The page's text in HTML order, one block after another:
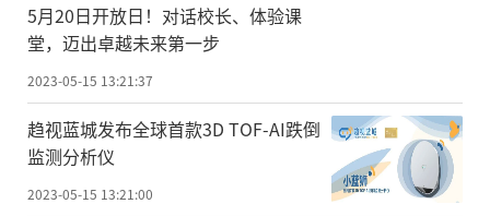
5月20日开放日！对话校长、体验课
堂，迈出卓越未来第一步
2023-05-15 13:21:37
趋视蓝城发布全球首款3D TOF-AI跌倒
监测分析仪
2023-05-15 13:21:00